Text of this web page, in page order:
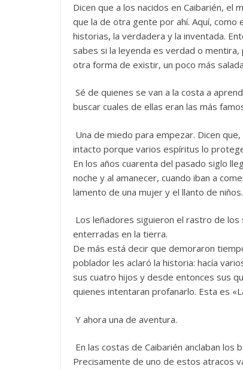
Dicen que a los nacidos en Caibarién, el
que la de otra gente por ahí. Aquí,
historias, la verdadera y la inventada.
sabes si la leyenda es verdad o
otra forma de existir, un poco más
Sé de quienes se van a la costa a
buscar cuales de ellas eran las más
Una de miedo para empezar. Dicen
intacto porque varios espíritus lo
En los años cuarenta del pasado siglo
noche y al amanecer, cuando iban a
lamento de una mujer y el llanto de niños.
Los leñadores siguieron el rastro de los
enterradas en la tierra.
De más está decir que demoraron
poblador les aclaró la historia: hacía
sus cuatro hijos y desde entonces sus
quienes intentaran profanarlo. Esta es
Y ahora una de aventura.
En las costas de Caibarién anclaban los
Precisamente de uno de estos atracos